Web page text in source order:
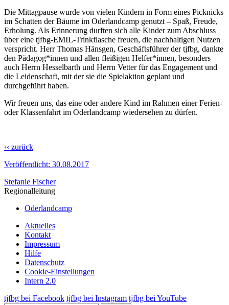
Die Mittagpause wurde von vielen Kindern in Form eines Picknicks
im Schatten der Bäume im Oderlandcamp genutzt – Spaß, Freude,
Erholung. Als Erinnerung durften sich alle Kinder zum Abschluss
über eine tjfbg-EMIL-Trinkflasche freuen, die nachhaltigen Nutzen
verspricht. Herr Thomas Hänsgen, Geschäftsführer der tjfbg, dankte
den Pädagog*innen und allen fleißigen Helfer*innen, besonders
auch Herrn Hesselbarth und Herrn Vetter für das Engagement und
die Leidenschaft, mit der sie die Spielaktion geplant und
durchgeführt haben.
Wir freuen uns, das eine oder andere Kind im Rahmen einer Ferien-
oder Klassenfahrt im Oderlandcamp wiedersehen zu dürfen.
‹‹ zurück
Veröffentlicht: 30.08.2017
Stefanie Fischer
Regionalleitung
Oderlandcamp
Aktuelles
Kontakt
Impressum
Hilfe
Datenschutz
Cookie-Einstellungen
Intern 2.0
tjfbg bei Facebook tjfbg bei Instagram tjfbg bei YouTube